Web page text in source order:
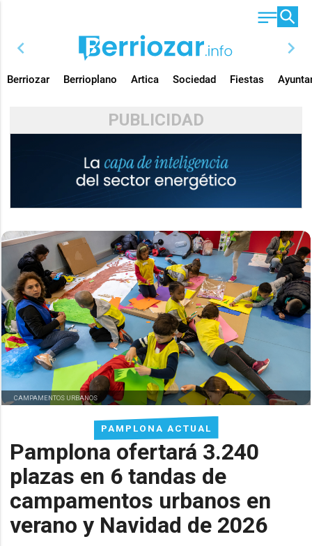
chevron_left chevron_right
Berriozar Berrioplano Artica Sociedad Fiestas
PUBLICIDAD
PAMPLONA ACTUAL
Pamplona ofertará 3.240
plazas en 6 tandas de
campamentos urbanos en
verano y Navidad de 2026
CAMPAMENTOS URBANOS